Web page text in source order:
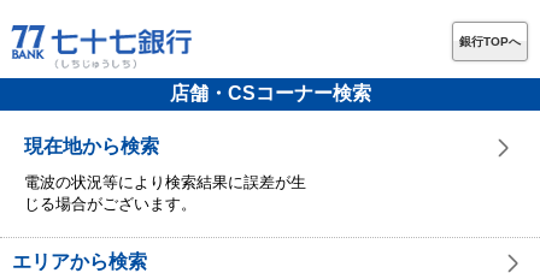
銀行TOPへ
店舗・CSコーナー検索
現在地から検索
電波の状況等により検索結果に誤差が生
じる場合がございます。
エリアから検索